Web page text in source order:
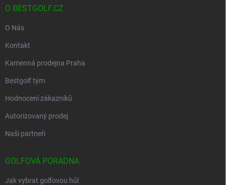
O BESTGOLF.CZ
O Nás
Kontakt
Kamenná prodejna Praha
Bestgolf tým
Hodnocení zákazníků
Autorizovaný prodej
Naši partneři
GOLFOVÁ PORADNA
Jak vybrat golfovou hůl